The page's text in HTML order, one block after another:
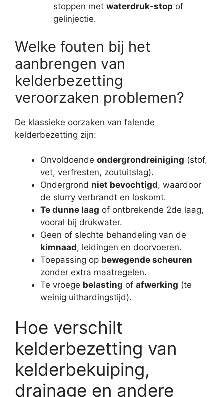
stoppen met waterdruk‑stop of
gelinjectie.
Welke fouten bij het
aanbrengen van
kelderbezetting
veroorzaken problemen?
De klassieke oorzaken van falende
kelderbezetting zijn:
Onvoldoende ondergrondreiniging (stof,
vet, verfresten, zoutuitslag).
Ondergrond niet bevochtigd, waardoor
de slurry verbrandt en loskomt.
Te dunne laag of ontbrekende 2de laag,
vooral bij drukwater.
Geen of slechte behandeling van de
kimnaad, leidingen en doorvoeren.
Toepassing op bewegende scheuren
zonder extra maatregelen.
Te vroege belasting of afwerking (te
weinig uithardingstijd).
Hoe verschilt
kelderbezetting van
kelderbekuiping,
drainage en andere